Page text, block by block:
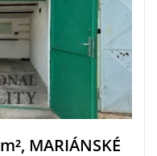
m², MARIÁNSKÉ